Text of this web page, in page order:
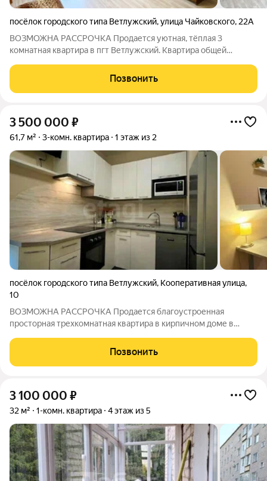
посёлок городского типа Ветлужский,улица Чайковского, 22А
ВОЗМОЖНА РАССРОЧКА Продается уютная, тёплaя 3
комнатная квартира в пгт Ветлужский. Квартира общей
этажного кирпичного дома. Квартира с косметическим
ремонтом, то есть можно заехать и жить,
Позвонить
3 500 000 ₽
61,7 м² 3-комн. квартира 1 этаж из 2
посёлок городского типа Ветлужский, Кооперативная улица,
10
ВОЗМОЖНА РАССРОЧКА Продается благоустроенная
просторная трехкомнатная квартира в кирпичном доме в
первом этаже двухэтажного дома. Квартира имеет
улучшенную планировку. В квартире выполнен
Позвонить
3 100 000 ₽
32 м² 1-комн. квартира 4 этаж из 5